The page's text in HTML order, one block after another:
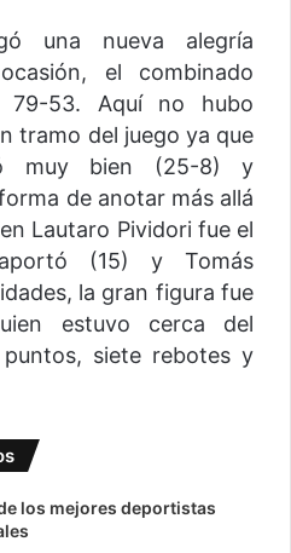
una nueva alegría
el combinado
53. Aquí no hubo
tramo del juego ya que
muy bien (25-8) y
de anotar más allá
Lautaro Pividori fue el
(15) y Tomás
la gran figura fue
estuvo cerca del
siete rebotes y
los mejores deportistas